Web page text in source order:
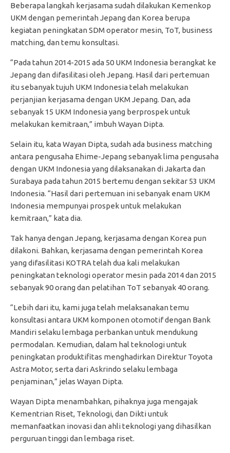
‎Beberapa langkah kerjasama sudah dilakukan Kemenkop
UKM dengan pemerintah Jepang dan Korea berupa
kegiatan peningkatan SDM operator mesin, ToT, business
matching, dan temu konsultasi.
“Pada tahun 2014-2015 ada 50 UKM Indonesia berangkat ke
Jepang dan difasilitasi oleh Jepang. Hasil dari pertemuan
itu sebanyak tujuh UKM Indonesia telah melakukan
perjanjian kerjasama dengan UKM Jepang. Dan, ada
sebanyak 15 UKM Indonesia yang berprospek untuk
melakukan kemitraan,” imbuh Wayan Dipta.
Selain itu, kata Wayan Dipta, sudah ada business matching
antara pengusaha Ehime-Jepang sebanyak lima pengusaha
dengan UKM Indonesia yang dilaksanakan di Jakarta dan
Surabaya pada tahun 2015 bertemu dengan sekitar 53 UKM
Indonesia. “Hasil dari pertemuan ini sebanyak enam UKM
Indonesia mempunyai prospek untuk melakukan
kemitraan,” kata dia.
Tak hanya dengan Jepang, kerjasama dengan Korea pun
dilakoni. Bahkan, kerjasama dengan pemerintah Korea
yang difasilitasi KOTRA telah dua kali melakukan
peningkatan teknologi operator mesin pada 2014 dan 2015
sebanyak 90 orang dan pelatihan ToT sebanyak 40 orang.
“Lebih dari itu, kami juga telah melaksanakan temu
konsultasi antara UKM komponen otomotif dengan Bank
Mandiri selaku lembaga perbankan untuk mendukung
permodalan. Kemudian, dalam hal teknologi untuk
peningkatan produktifitas menghadirkan Direktur Toyota
Astra Motor, serta dari Askrindo selaku lembaga
penjaminan,” jelas Wayan Dipta.
Wayan Dipta menambahkan, pihaknya juga mengajak
Kementrian Riset, Teknologi, dan Dikti untuk
memanfaatkan inovasi dan ahli teknologi yang dihasilkan
perguruan tinggi dan lembaga riset.